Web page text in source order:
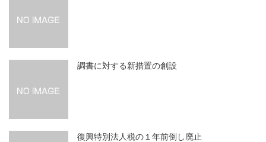
調書に対する新措置の創設
復興特別法人税の１年前倒し廃止